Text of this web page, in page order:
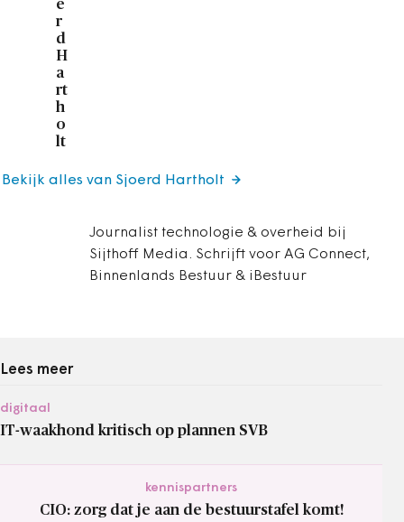
e
r
d
H
a
rt
h
o
lt
Journalist technologie & overheid bij
Sijthoff Media. Schrijft voor AG Connect,
Binnenlands Bestuur & iBestuur
Bekijk alles van Sjoerd Hartholt
Lees meer
digitaal
IT-waakhond kritisch op plannen SVB
kennispartners
CIO: zorg dat je aan de bestuurstafel komt!